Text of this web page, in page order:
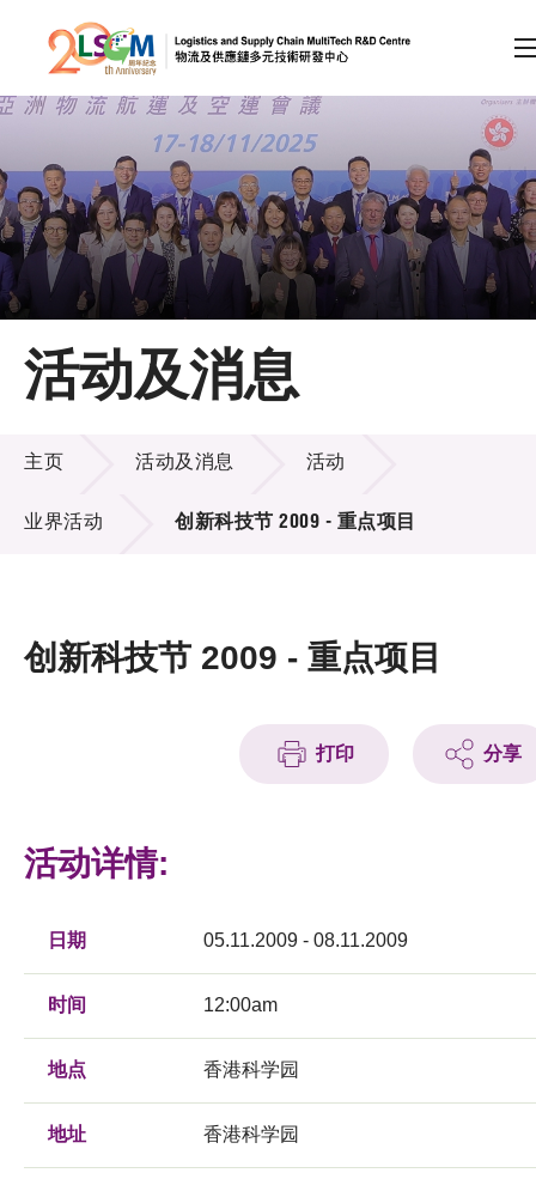
跳到内容（按回车键）
会员登录
A A EN 繁 简
主页
关于LSCM
技术商品化
项目及资助计划
活动及消息
科技分享
活动及消息
活动及消息
主页 活动及消息 活动
业界活动 创新科技节 2009 - 重点项目
创新科技节 2009 - 重点项目
打印 分享
活动详情:
日期 05.11.2009 - 08.11.2009
时间 12:00am
地点 香港科学园
地址 香港科学园